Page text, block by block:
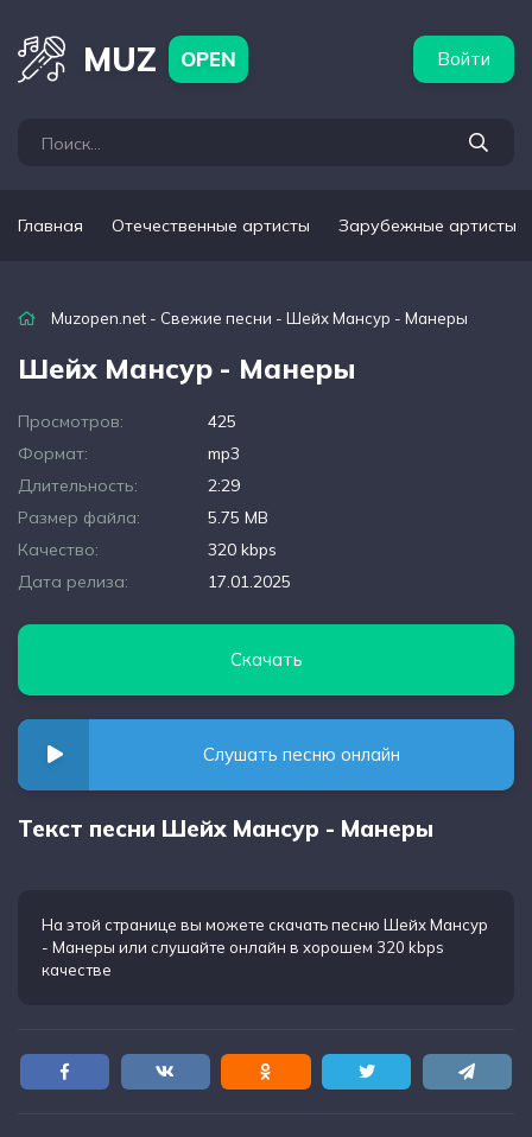
MUZ OPEN Войти
Главная Отечественные артисты Зарубежные артисты
Muzopen.net - Свежие песни - Шейх Мансур - Манеры
Шейх Мансур - Манеры
Просмотров:
425
Формат:
mp3
Длительность:
2:29
Размер файла:
5.75 MB
Качество:
320 kbps
Дата релиза:
17.01.2025
Скачать
Слушать песню онлайн
Текст песни Шейх Мансур - Манеры
На этой странице вы можете скачать песню Шейх Мансур
- Манеры или слушайте онлайн в хорошем 320 kbps
качестве
артисты Популярные подборки